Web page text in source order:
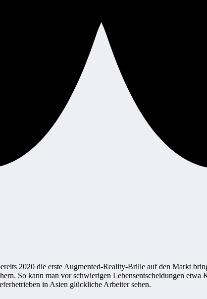
2020 die erste Augmented-Reality-Brille auf den Markt
So kann man vor schwierigen Lebensentscheidungen
in Asien glückliche Arbeiter sehen.